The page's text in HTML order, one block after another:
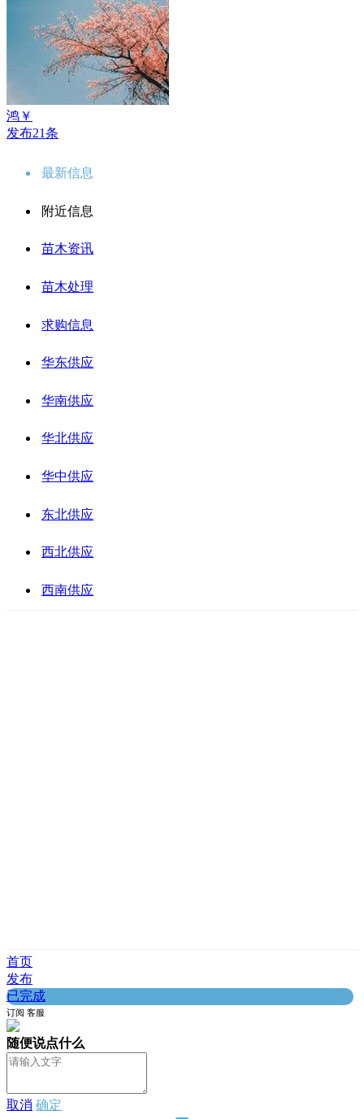
鸿￥
发布21条
最新信息
附近信息
苗木资讯
苗木处理
求购信息
华东供应
华南供应
华北供应
华中供应
东北供应
西北供应
西南供应
首页
发布
已完成
订阅 客服
随便说点什么
取消 确定